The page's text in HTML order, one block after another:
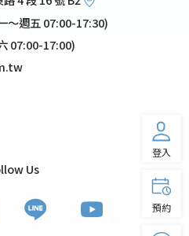
～週五 07:00-17:30)
07:00-17:00)
Us
登入
預約